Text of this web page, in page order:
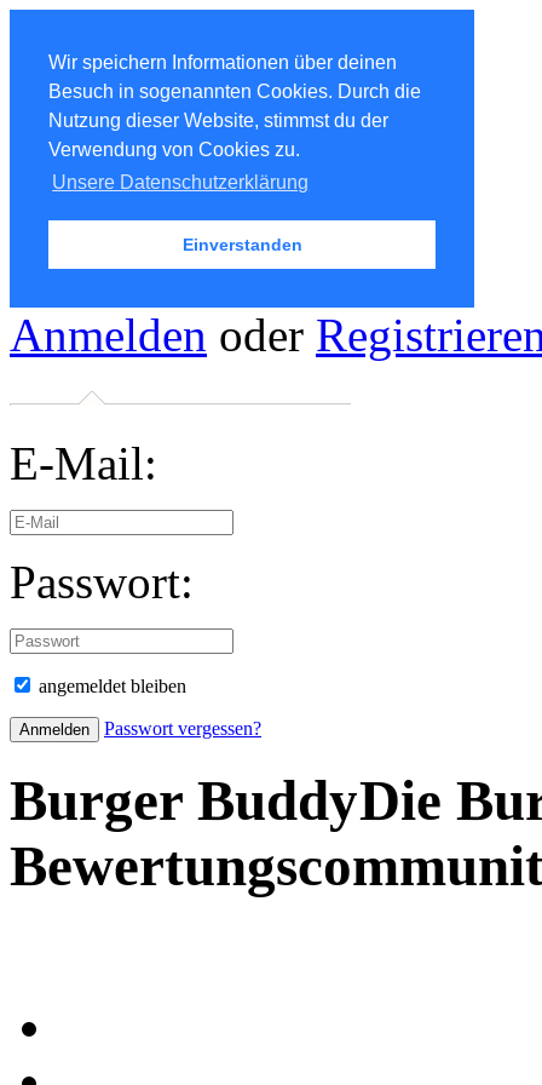
Wir speichern Informationen über deinen
Besuch in sogenannten Cookies. Durch die
Nutzung dieser Website, stimmst du der
Verwendung von Cookies zu.
Unsere Datenschutzerklärung
Einverstanden
Anmelden oder
E-Mail:
Passwort:
angemeldet bleiben
Passwort vergessen?
Burger BuddyDie